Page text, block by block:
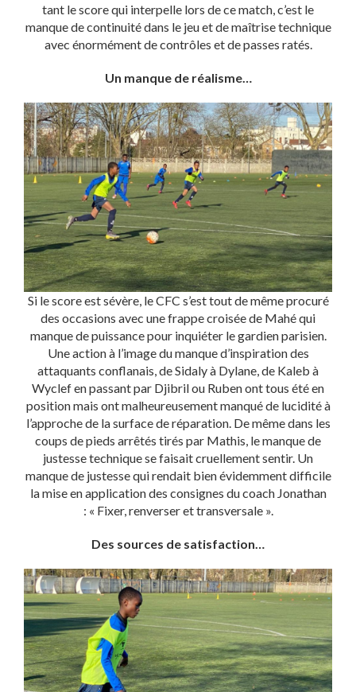
tant le score qui interpelle lors de ce match, c’est le
manque de continuité dans le jeu et de maîtrise technique
avec énormément de contrôles et de passes ratés.
Un manque de réalisme…
Si le score est sévère, le CFC s’est tout de même procuré
des occasions avec une frappe croisée de Mahé qui
manque de puissance pour inquiéter le gardien parisien.
Une action à l’image du manque d’inspiration des
attaquants conflanais, de Sidaly à Dylane, de Kaleb à
Wyclef en passant par Djibril ou Ruben ont tous été en
position mais ont malheureusement manqué de lucidité à
l’approche de la surface de réparation. De même dans les
coups de pieds arrêtés tirés par Mathis, le manque de
justesse technique se faisait cruellement sentir. Un
manque de justesse qui rendait bien évidemment difficile
la mise en application des consignes du coach Jonathan
: « Fixer, renverser et transversale ».
Des sources de satisfaction…